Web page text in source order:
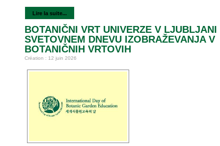
Lire la suite...
BOTANIČNI VRT UNIVERZE V LJUBLJANI
SVETOVNEM DNEVU IZOBRAŽEVANJA V
BOTANIČNIH VRTOVIH
Création : 12 juin 2026